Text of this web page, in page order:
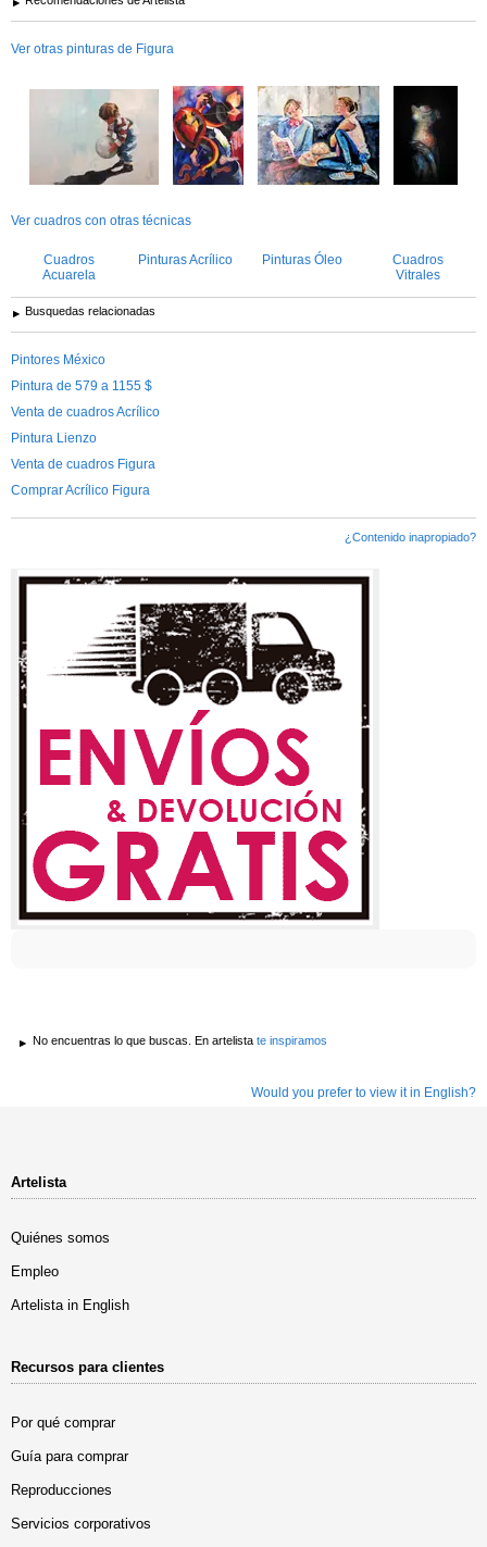
Ver otras pinturas de Figura
Ver cuadros con otras técnicas
Cuadros
Acuarela
Pinturas Acrílico Pinturas Óleo
Cuadros
Vitrales
Busquedas relacionadas
Pintores México
Pintura de 579 a 1155 $
Venta de cuadros Acrílico
Pintura Lienzo
Venta de cuadros Figura
Comprar Acrílico Figura
¿Contenido inapropiado?
No encuentras lo que buscas. En artelista te inspiramos
Would you prefer to view it in English?
Artelista
Quiénes somos
Empleo
Artelista in English
Recursos para clientes
Por qué comprar
Guía para comprar
Reproducciones
Servicios corporativos